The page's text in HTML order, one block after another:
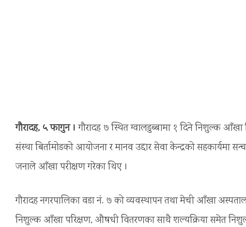
गौरादह, ५ फागुन । गौरादह ७ स्थित ग्वालडुब्बामा १ दिने निशुल्क
संस्था बिर्तामोडको आयोजना र मानव उद्दार सेवा केन्द्रको सहकार्यमा
जनाले आँखा परीक्षण गरेका थिए ।
गौरादह नगरपालिका वडा नं. ७ को व्यवस्थापन तथा मेची आँखा अस्पताल
निशुल्क आँखा परिक्षण, औषधी वितरणका साथै शल्यक्रिया समेत